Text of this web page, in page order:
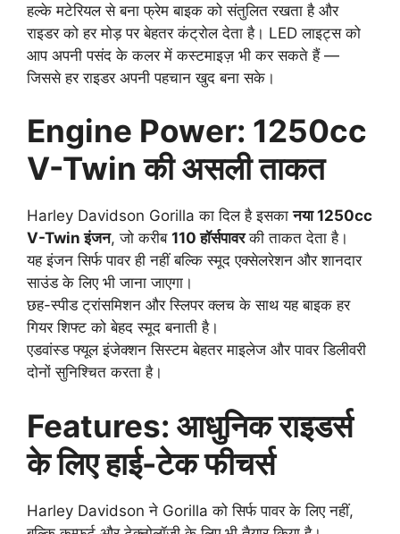
हल्के मटेरियल से बना फ्रेम बाइक को संतुलित रखता है और
राइडर को हर मोड़ पर बेहतर कंट्रोल देता है। LED लाइट्स को
आप अपनी पसंद के कलर में कस्टमाइज़ भी कर सकते हैं —
जिससे हर राइडर अपनी पहचान खुद बना सके।
Engine Power: 1250cc
V-Twin की असली ताकत
Harley Davidson Gorilla का दिल है इसकानया 1250cc
V-Twin इंजन, जो करीब 110 हॉर्सपावरकी ताकत देता है।
यह इंजन सिर्फ पावर ही नहीं बल्कि स्मूद एक्सेलरेशन और शानदार
साउंड के लिए भी जाना जाएगा।
छह-स्पीड ट्रांसमिशन और स्लिपर क्लच के साथ यह बाइक हर
गियर शिफ्ट को बेहद स्मूद बनाती है।
एडवांस्ड फ्यूल इंजेक्शन सिस्टम बेहतर माइलेज और पावर डिलीवरी
दोनों सुनिश्चित करता है।
Features: आधुनिक राइडर्स
के लिए हाई-टेक फीचर्स
Harley Davidson ने Gorilla को सिर्फ पावर के लिए नहीं,